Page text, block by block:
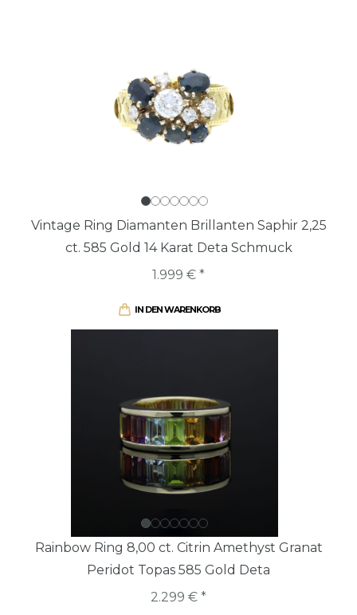
Vintage Ring Diamanten Brillanten Saphir 2,25
ct. 585 Gold 14 Karat Deta Schmuck
1.999 € *
IN DEN WARENKORB
Rainbow Ring 8,00 ct. Citrin Amethyst Granat
Peridot Topas 585 Gold Deta
2.299 € *